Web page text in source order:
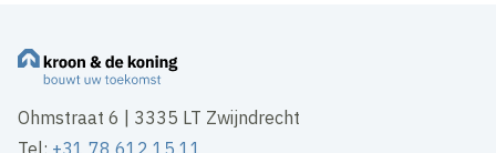
Ohmstraat 6 | 3335 LT Zwijndrecht